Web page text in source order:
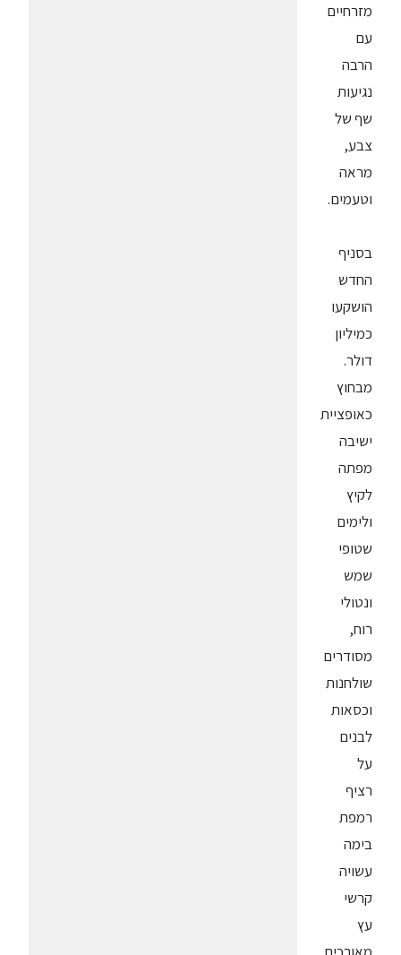
מזרחיים
עם
הרבה
נגיעות
שף של
צבע,
מראה
וטעמים.
בסניף
החדש
הושקעו
כמיליון
דולר.
מבחוץ
כאופציית
ישיבה
מפתה
לקיץ
ולימים
שטופי
שמש
ונטולי
רוח,
מסודרים
שולחנות
וכסאות
לבנים
על
רציף
רמפת
בימה
עשויה
קרשי
עץ